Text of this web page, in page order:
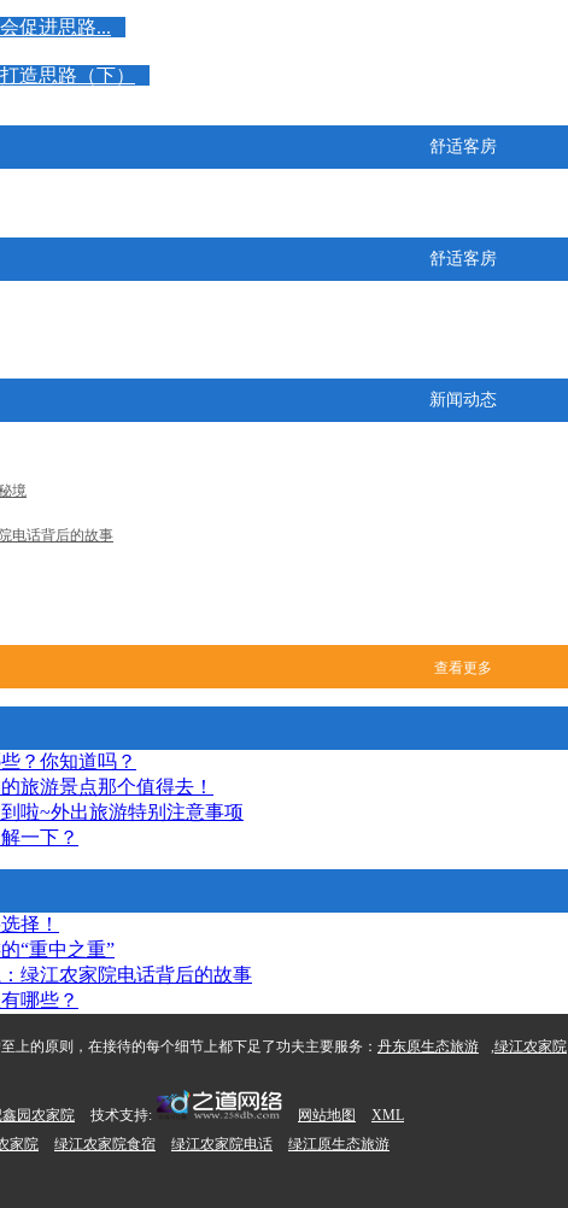
促进思路...
造思路（下）
舒适客房
舒适客房
新闻动态
境
电话背后的故事
查看更多
？你知道吗？
旅游景点那个值得去！
啦~外出旅游特别注意事项
一下？
择！
“重中之重”
绿江农家院电话背后的故事
哪些？
上的原则，在接待的每个细节上都下足了功夫主要服务： 丹东原生态旅游 ,绿江农家院
园农家院 技术支持: 网站地图
XML
家院 绿江农家院食宿 绿江农家院电话 绿江原生态旅游